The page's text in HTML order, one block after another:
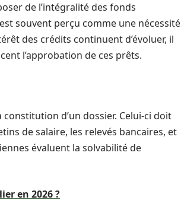
de l’intégralité des fonds
souvent perçu comme une nécessité
des crédits continuent d’évoluer, il
l’approbation de ces prêts.
d’un dossier. Celui-ci doit
de salaire, les relevés bancaires, et
évaluent la solvabilité de
en 2026 ?